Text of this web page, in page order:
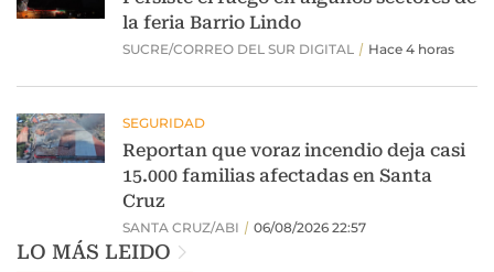
LO MÁS LEIDO